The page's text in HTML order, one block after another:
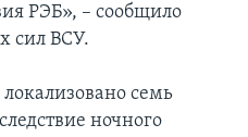
РЭБ», – сообщило
сил ВСУ.
семь
ночного